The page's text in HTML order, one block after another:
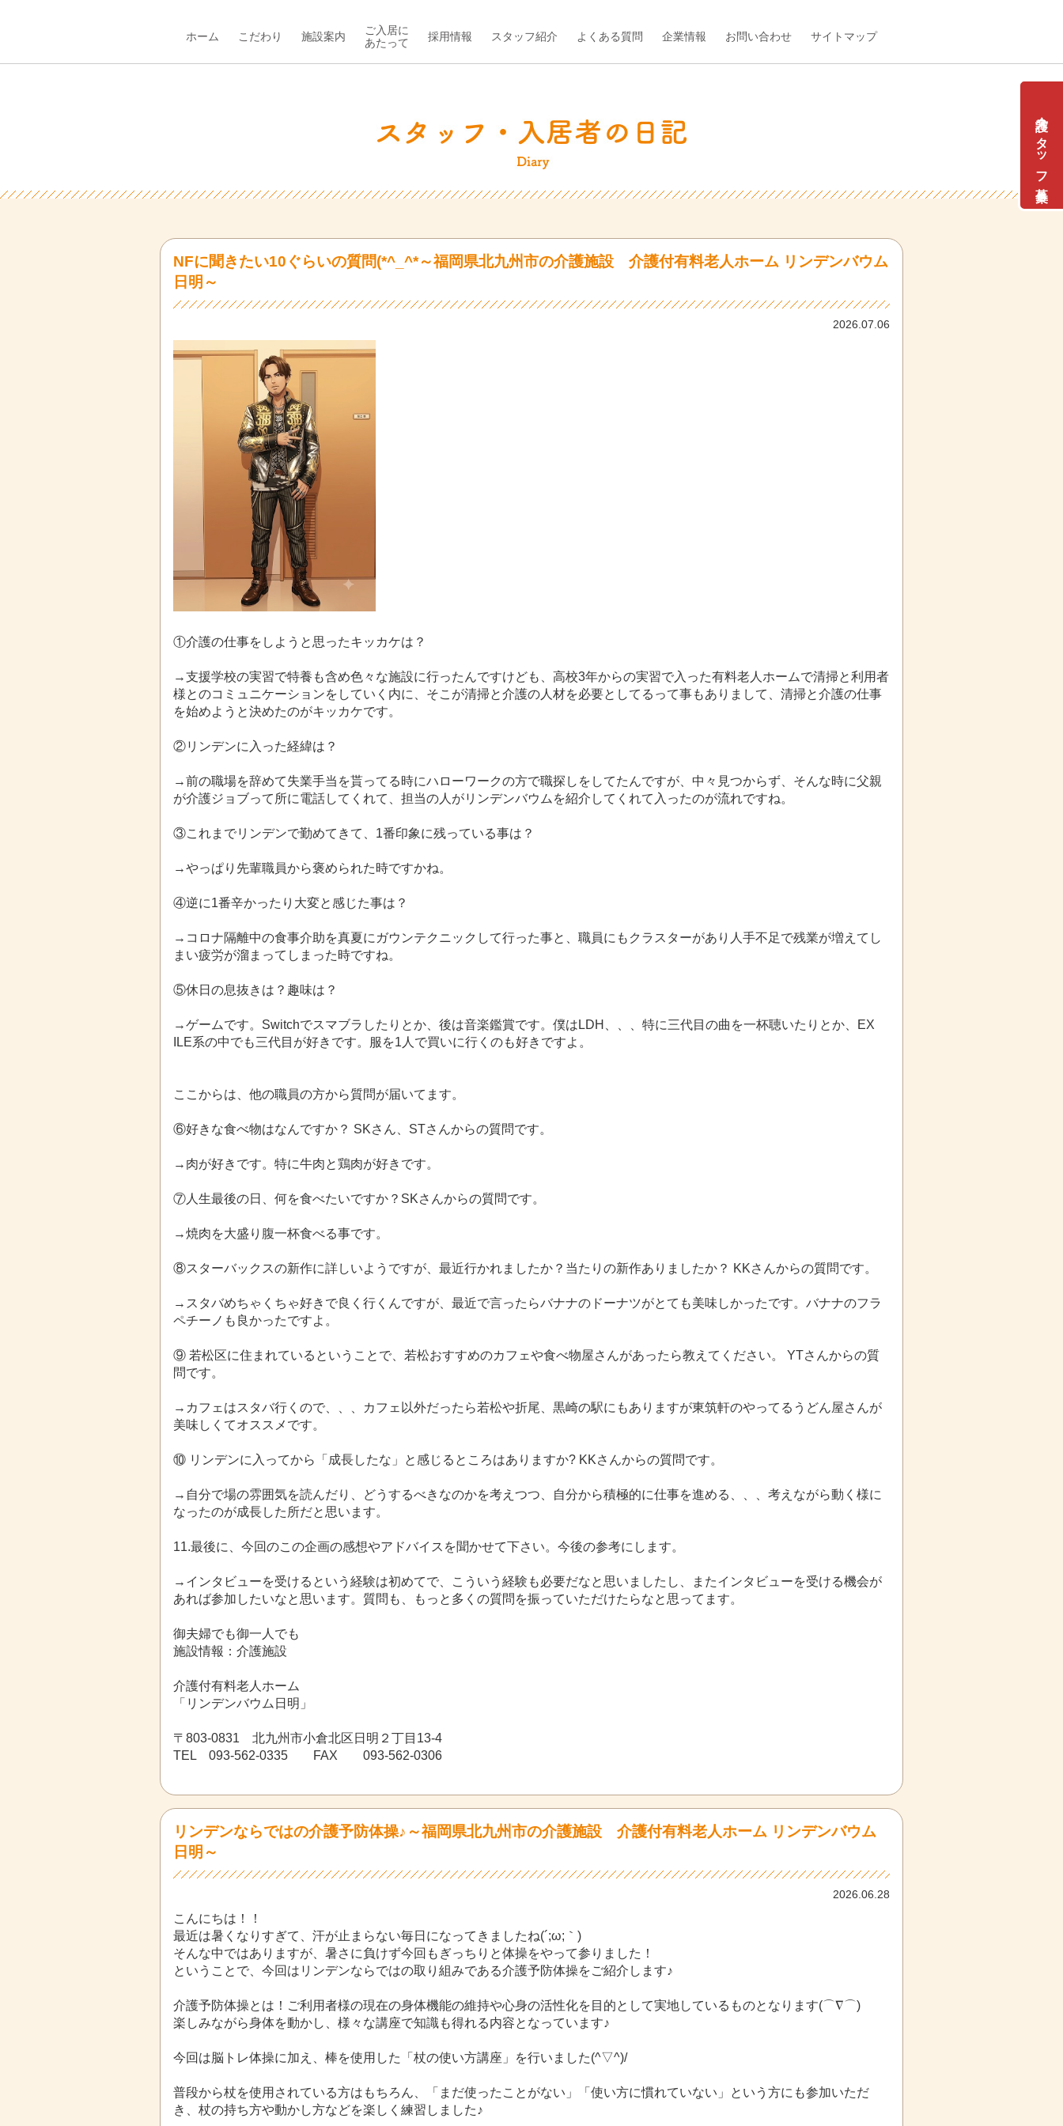
ホーム こだわり 施設案内
ご入居に
あたって
採用情報 スタッフ紹介 よくある質問 企業情報 お問い合わせ サイトマップ
NFに聞きたい10ぐらいの質問(*^_^*～福岡県北九州市の介護施設 介護付有料老人ホーム リンデンバウム
日明～
2026.07.06
①介護の仕事をしようと思ったキッカケは？
→支援学校の実習で特養も含め色々な施設に行ったんですけども、 高校3年からの実習で入った有料老人ホームで清掃と利用者
様とのコミュニケーションをしていく内に、そこが清掃と介護の人材を必要としてるって事もありまして、清掃と介護の仕事
を始めようと決めたのがキッカケです。
②リンデンに入った経緯は？
→前の職場を辞めて失業手当を貰ってる時にハローワークの方で職探しをしてたんですが、中々見つからず、そんな時に父親
が介護ジ ョブって所に電話してくれて、担当の人がリンデンバウムを紹介してくれて入ったのが流れですね。
③これまでリンデンで勤めてきて、1番印象に残っている事は？
→やっぱり先輩職員から褒められた時ですかね。
④逆に1番辛かったり大変と感じた事は？
→コロナ隔離中の食事介助を真夏にガウンテクニックして行った事と、職員にもクラスターがあり人手不足で残業が増えてし
まい疲労が溜まってしまった時ですね。
⑤休日の息抜きは？趣味は？
→ゲームです。Switchでスマブラしたりとか、後は音楽鑑賞です。僕はLDH、、、特に三代目の曲を一杯聴いたりとか、EX
ILE系の中でも三代目が好きです。服を1人で買いに行くのも好きですよ。
ここからは、他の職員の方から質問が届いてます。
⑥好きな食べ物はなんですか？ SKさん、STさんからの質問です。
→肉が好きです。特に牛肉と鶏肉が好きです。
⑦人生最後の日、何を食べたいですか？SKさんからの質問です。
→焼肉を大盛り腹一杯食べる事です。
⑧スターバックスの新作に詳しいようですが、最近行かれましたか ？当たりの新作ありましたか？ KKさんからの質問です。
→スタバめちゃくちゃ好きで良く行くんですが、最近で言ったらバナナのドーナツがとても美味しかったです。バナナのフラ
ペチーノ も良かったですよ。
⑨ 若松区に住まれているということで、若松おすすめのカフェや食べ物屋さんがあったら教えてください。 YTさんからの質
問です。
→カフェはスタバ行くので、、、カフェ以外だったら若松や折尾、 黒崎の駅にもありますが東筑軒のやってるうどん屋さんが
美味しく てオススメです。
⑩ リンデンに入ってから「成長したな」と感じるところはありますか? KKさんからの質問です。
→自分で場の雰囲気を読んだり、どうするべきなのかを考えつつ、
自分から積極的に仕事を進める、、、考えながら動く様に
なったのが成長した所だと思います。
11.最後に、今回のこの企画の感想やアドバイスを聞かせて下さ い。今後の参考にします。
→インタビューを受けるという経験は初めてで、こういう経験も必要だなと思いましたし、またインタビューを受ける機会が
あれば参加したいなと思います。質問も、 もっと多くの質問を振っていただけたらなと思ってます。
御夫婦でも御一人でも
施設情報：介護施設
介護付有料老人ホーム
「リンデンバウム日明」
〒803-0831 北九州市小倉北区日明２丁目13-4
TEL 093-562-0335 FAX 093-562-0306
リンデンならではの介護予防体操♪～福岡県北九州市の介護施設 介護付有料老人ホーム リンデンバウム
日明～
2026.06.28
こんにちは！！
最近は暑くなりすぎて、汗が止まらない毎日になってきましたね(´;ω;｀)
そんな中ではありますが、暑さに負けず今回もぎっちりと体操をやって参りました！
ということで、今回はリンデンならではの取り組みである介護予防体操をご紹介します♪
介護予防体操とは！ご利用者様の現在の身体機能の維持や心身の活性化を目的として実地しているものとなります(⌒∇⌒)
楽しみながら身体を動かし、様々な講座で知識も得れる内容となっています♪
今回は脳トレ体操に加え、棒を使用した「杖の使い方講座」を行いました(^▽^)/
普段から杖を使用されている方はもちろん、「まだ使ったことがない」「使い方に慣れていない」という方にも参加いただ
き、杖の持ち方や動かし方などを楽しく練習しました♪
介護スタッフ募集